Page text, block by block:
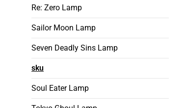
Re: Zero Lamp
Sailor Moon Lamp
Seven Deadly Sins Lamp
sku
Soul Eater Lamp